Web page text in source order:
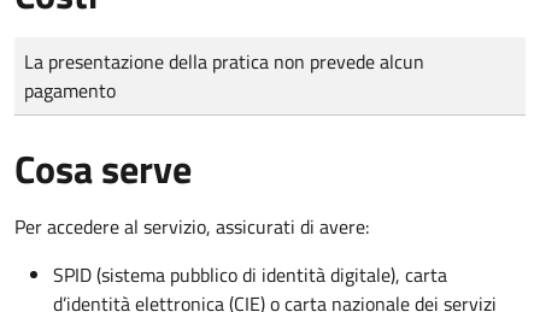
Tipo di pagamento
Importo
La presentazione della pratica non prevede alcun
pagamento
Cosa serve
Per accedere al servizio, assicurati di avere:
SPID (sistema pubblico di identità digitale), carta
d’identità elettronica (CIE) o carta nazionale dei servizi